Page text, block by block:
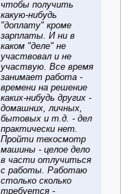
чтобы получить
какую-нибудь
"доплату" кроме
зарплаты. И ни в
каком "деле" не
участвовал и не
участвую. Все время
занимает работа -
времени на решение
каких-нибудь других -
домашних, личных,
бытовых и т.д. - дел
практически нет.
Пройти техосмотр
машины - целое дело
в части отлучиться
с работы. Работаю
столько сколько
требуется -